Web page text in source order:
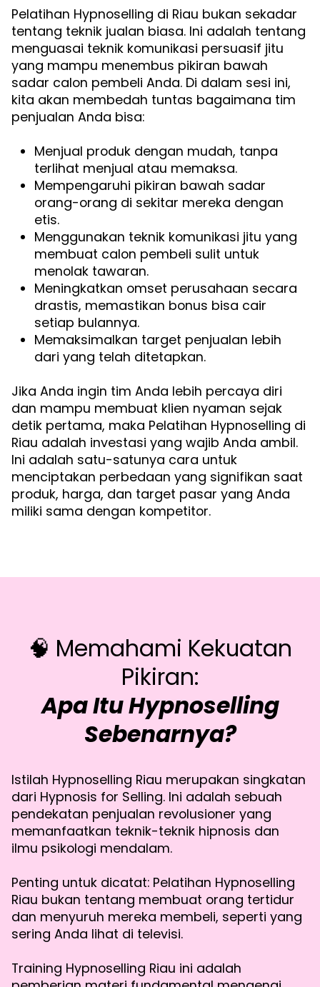
Pelatihan Hypnoselling di Riau bukan sekadar
tentang teknik jualan biasa. Ini adalah tentang
menguasai teknik komunikasi persuasif jitu
yang mampu menembus pikiran bawah
sadar calon pembeli Anda. Di dalam sesi ini,
kita akan membedah tuntas bagaimana tim
penjualan Anda bisa:
Menjual produk dengan mudah, tanpa
terlihat menjual atau memaksa.
Mempengaruhi pikiran bawah sadar
orang-orang di sekitar mereka dengan
etis.
Menggunakan teknik komunikasi jitu yang
membuat calon pembeli sulit untuk
menolak tawaran.
Meningkatkan omset perusahaan secara
drastis, memastikan bonus bisa cair
setiap bulannya.
Memaksimalkan target penjualan lebih
dari yang telah ditetapkan.
Jika Anda ingin tim Anda lebih percaya diri
dan mampu membuat klien nyaman sejak
detik pertama, maka Pelatihan Hypnoselling di
Riau adalah investasi yang wajib Anda ambil.
Ini adalah satu-satunya cara untuk
menciptakan perbedaan yang signifikan saat
produk, harga, dan target pasar yang Anda
miliki sama dengan kompetitor.
🧠 Memahami Kekuatan
Pikiran:
Apa Itu Hypnoselling
Sebenarnya?
Istilah Hypnoselling Riau merupakan singkatan
dari Hypnosis for Selling. Ini adalah sebuah
pendekatan penjualan revolusioner yang
memanfaatkan teknik-teknik hipnosis dan
ilmu psikologi mendalam.
Penting untuk dicatat: Pelatihan Hypnoselling
Riau bukan tentang membuat orang tertidur
dan menyuruh mereka membeli, seperti yang
sering Anda lihat di televisi.
Training Hypnoselling Riau ini adalah